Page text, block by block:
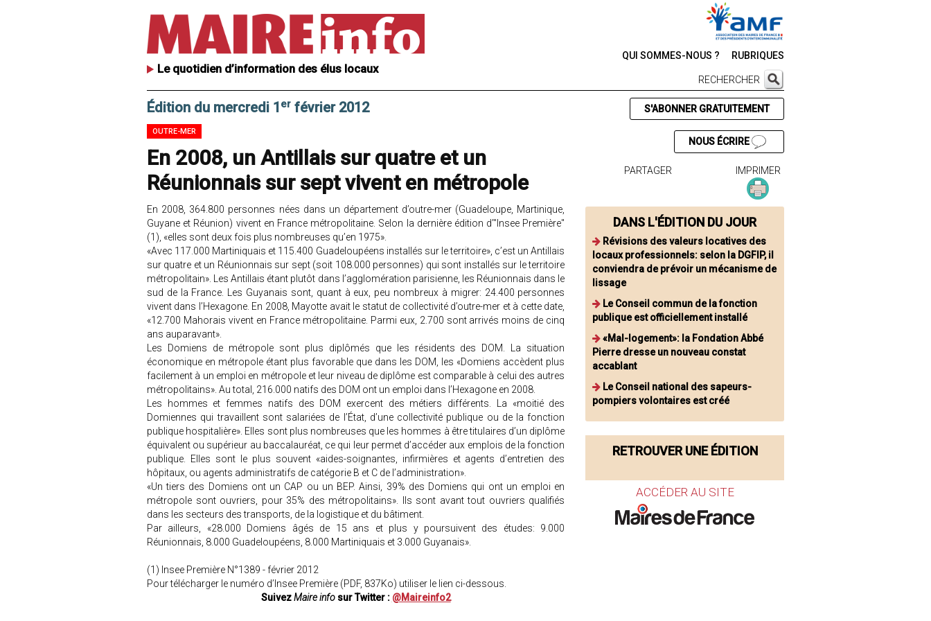
Le quotidien d’information des élus locaux
QUI SOMMES-NOUS ? RUBRIQUES
RECHERCHER
Édition du mercredi 1 er février 2012
OUTRE-MER
En 2008, un Antillais sur quatre et un
Réunionnais sur sept vivent en métropole
En 2008, 364.800 personnes nées dans un département d’outre-mer (Guadeloupe, Martinique,
Guyane et Réunion) vivent en France métropolitaine. Selon la dernière édition d’"Insee Première"
(1), «elles sont deux fois plus nombreuses qu’en 1975».
«Avec 117.000 Martiniquais et 115.400 Guadeloupéens installés sur le territoire», c’est un Antillais
sur quatre et un Réunionnais sur sept (soit 108.000 personnes) qui sont installés sur le territoire
métropolitain». Les Antillais étant plutôt dans l’agglomération parisienne, les Réunionnais dans le
sud de la France. Les Guyanais sont, quant à eux, peu nombreux à migrer: 24.400 personnes
vivent dans l’Hexagone. En 2008, Mayotte avait le statut de collectivité d’outre-mer et à cette date,
«12.700 Mahorais vivent en France métropolitaine. Parmi eux, 2.700 sont arrivés moins de cinq
ans auparavant».
Les Domiens de métropole sont plus diplômés que les résidents des DOM. La situation
économique en métropole étant plus favorable que dans les DOM, les «Domiens accèdent plus
facilement à un emploi en métropole et leur niveau de diplôme est comparable à celui des autres
métropolitains». Au total, 216.000 natifs des DOM ont un emploi dans l’Hexagone en 2008.
Les hommes et femmes natifs des DOM exercent des métiers différents. La «moitié des
Domiennes qui travaillent sont salariées de l’État, d’une collectivité publique ou de la fonction
publique hospitalière». Elles sont plus nombreuses que les hommes à être titulaires d’un diplôme
équivalent ou supérieur au baccalauréat, ce qui leur permet d’accéder aux emplois de la fonction
publique. Elles sont le plus souvent «aides-soignantes, infirmières et agents d’entretien des
hôpitaux, ou agents administratifs de catégorie B et C de l’administration».
«Un tiers des Domiens ont un CAP ou un BEP. Ainsi, 39% des Domiens qui ont un emploi en
métropole sont ouvriers, pour 35% des métropolitains». Ils sont avant tout ouvriers qualifiés
dans les secteurs des transports, de la logistique et du bâtiment.
Par ailleurs, «28.000 Domiens âgés de 15 ans et plus y poursuivent des études: 9.000
Réunionnais, 8.000 Guadeloupéens, 8.000 Martiniquais et 3.000 Guyanais».
(1) Insee Première N°1389 - février 2012
Pour télécharger le numéro d’Insee Première (PDF, 837Ko) utiliser le lien ci-dessous.
SuivezMaire infosur Twitter : @Maireinfo2
S'ABONNER GRATUITEMENT
NOUS ÉCRIRE
PARTAGER IMPRIMER
DANS L'ÉDITION DU JOUR
Révisions des valeurs locatives des
locaux professionnels: selon la DGFIP, il
conviendra de prévoir un mécanisme de
lissage
Le Conseil commun de la fonction
publique est officiellement installé
«Mal-logement»: la Fondation Abbé
Pierre dresse un nouveau constat
accablant
Le Conseil national des sapeurs-
pompiers volontaires est créé
RETROUVER UNE ÉDITION
ACCÉDER AU SITE